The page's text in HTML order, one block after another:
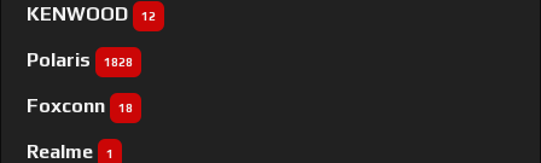
KENWOOD 12
Polaris 1828
Foxconn 18
Realme 1